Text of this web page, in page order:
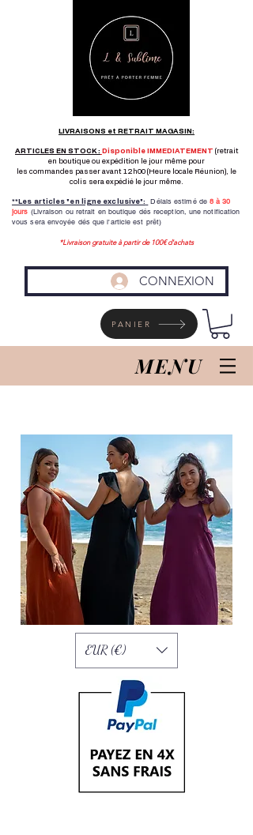
LIVRAISONS et RETRAIT MAGASIN:
ARTICLES EN STOCK : Disponible IMMEDIATEMENT (retrait
en boutique ou expédition le jour même pour
les commandes passer avant 12h00 (Heure locale Réunion), le
colis sera expédié le jour même.
**Les articles "en ligne exclusive": Délais estimé de 8 à 30
jours (Livraison ou retrait en boutique dés reception, une notification
vous sera envoyée dés que l'article est prêt)
*Livraison gratuite à partir de 100€ d'achats
CONNEXION
PANIER
MENU
EUR (€)